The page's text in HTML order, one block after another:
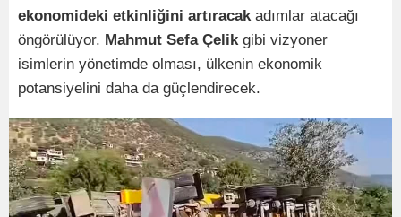
ekonomideki etkinliğini artıracak adımlar atacağı
öngörülüyor. Mahmut Sefa Çelik gibi vizyoner
isimlerin yönetimde olması, ülkenin ekonomik
potansiyelini daha da güçlendirecek.